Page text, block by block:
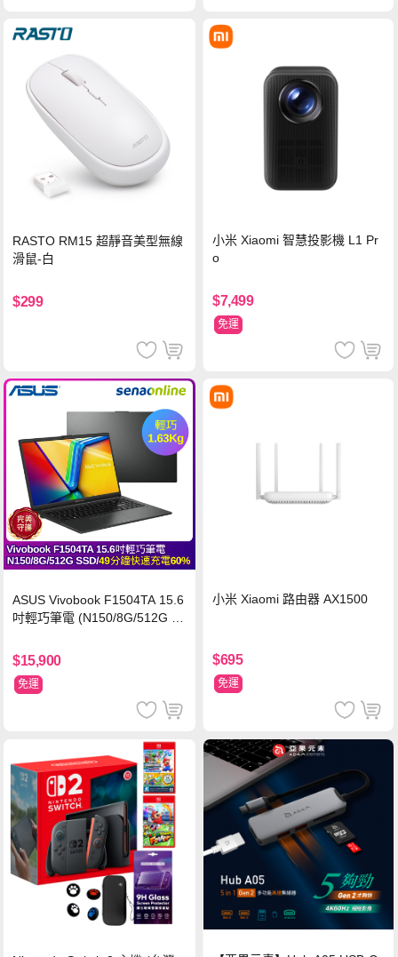
RASTO RM15 超靜音美型無線
滑鼠-白
$299
小米 Xiaomi 智慧投影機 L1 Pr
o
$7,499
免運
ASUS Vivobook F1504TA 15.6
吋輕巧筆電 (N150/8G/512G S
$15,900
免運
小米 Xiaomi 路由器 AX1500
$695
免運